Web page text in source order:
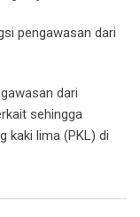
pengawasan dari
dari
sehingga
kaki lima (PKL) di